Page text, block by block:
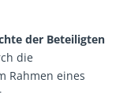
der Beteiligten
die
Rahmen eines